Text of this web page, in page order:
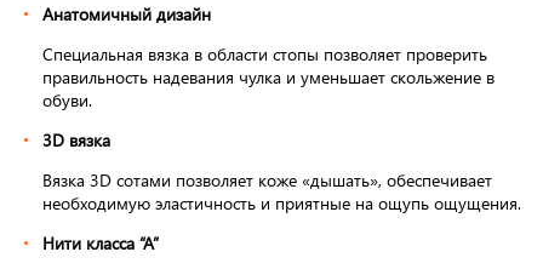
Анатомичный дизайн
Специальная вязка в области стопы позволяет проверить
правильность надевания чулка и уменьшает скольжение в
обуви.
3D вязка
Вязка 3D сотами позволяет коже «дышать», обеспечивает
необходимую эластичность и приятные на ощупь ощущения.
Нити класса “А”